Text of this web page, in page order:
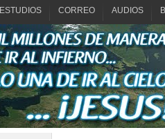
ESTUDIOS CORREO AUDIOS